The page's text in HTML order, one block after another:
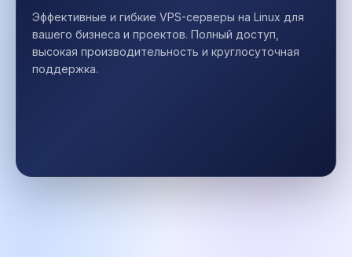
Эффективные и гибкие VPS-серверы на Linux для
вашего бизнеса и проектов. Полный доступ,
высокая производительность и круглосуточная
поддержка.